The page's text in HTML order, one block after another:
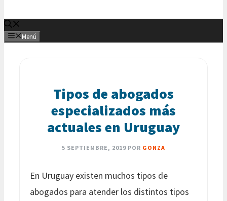
Menú
Tipos de abogados
especializados más
actuales en Uruguay
5 SEPTIEMBRE, 2019 POR GONZA
En Uruguay existen muchos tipos de
abogados para atender los distintos tipos